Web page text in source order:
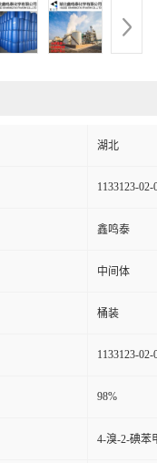
湖北
1133123-02-
鑫鸣泰
中间体
桶装
1133123-02-
98%
4-溴-2-碘苯